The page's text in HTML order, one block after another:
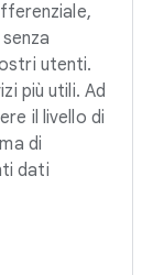
utenti.
più utili. Ad
il livello di
di
dati